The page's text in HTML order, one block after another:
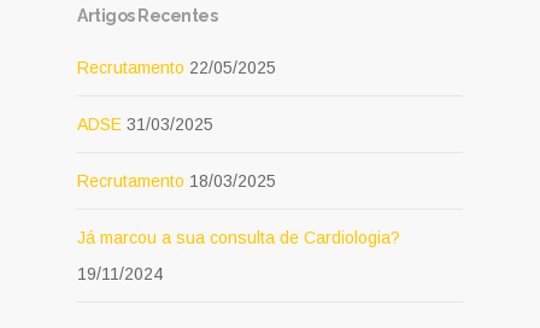
Artigos Recentes
Recrutamento 22/05/2025
ADSE 31/03/2025
Recrutamento 18/03/2025
Já marcou a sua consulta de Cardiologia?
19/11/2024